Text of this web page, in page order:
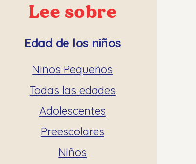
Lee sobre
Edad de los niños
Niños Pequeños
Todas las edades
Adolescentes
Preescolares
Niños